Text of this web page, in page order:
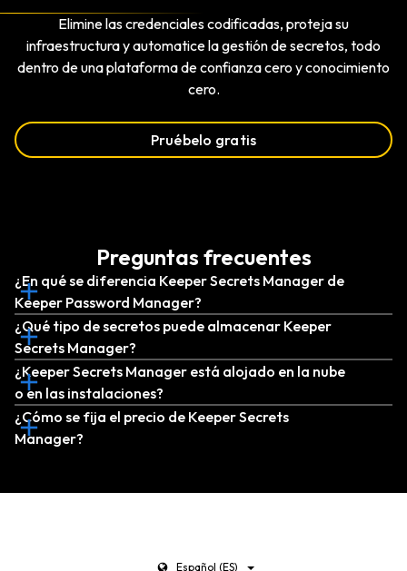
Elimine las credenciales codificadas, proteja su
infraestructura y automatice la gestión de secretos, todo
dentro de una plataforma de confianza cero y conocimiento
cero.
Pruébelo gratis
Preguntas frecuentes
¿En qué se diferencia Keeper Secrets Manager de
Keeper Password Manager?
¿Qué tipo de secretos puede almacenar Keeper
Secrets Manager?
¿Keeper Secrets Manager está alojado en la nube
o en las instalaciones?
¿Cómo se fija el precio de Keeper Secrets
Manager?
Español (ES)